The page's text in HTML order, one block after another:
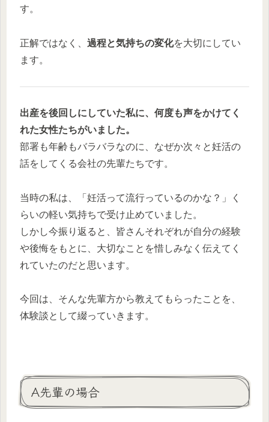
す。
正解ではなく、 過程と気持ちの変化を大切にしてい
ます。
出産を後回しにしていた私に、何度も声をかけてく
れた女性たちがいました。
部署も年齢もバラバラなのに、なぜか次々と妊活の
話をしてくる会社の先輩たちです。
当時の私は、「妊活って流行っているのかな？」く
らいの軽い気持ちで受け止めていました。
しかし今振り返ると、皆さんそれぞれが自分の経験
や後悔をもとに、大切なことを惜しみなく伝えてく
れていたのだと思います。
今回は、そんな先輩方から教えてもらったことを、
体験談として綴っていきます。
A先輩の場合